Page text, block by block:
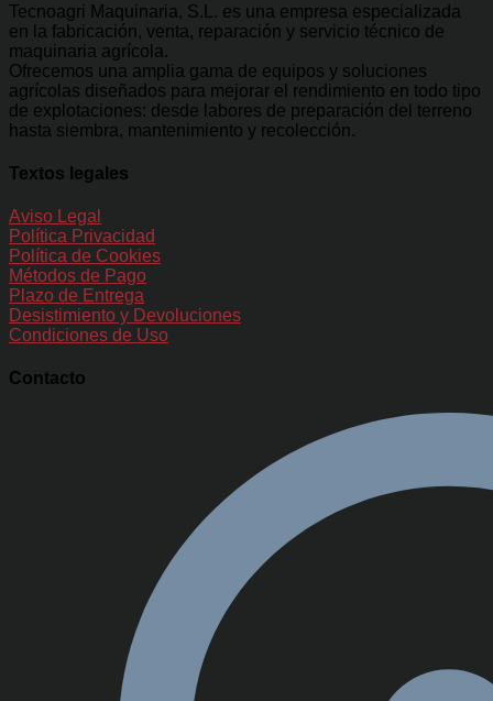
Tecnoagri Maquinaria, S.L. es una empresa especializada
en la fabricación, venta, reparación y servicio técnico de
maquinaria agrícola.
Ofrecemos una amplia gama de equipos y soluciones
agrícolas diseñados para mejorar el rendimiento en todo tipo
de explotaciones: desde labores de preparación del terreno
hasta siembra, mantenimiento y recolección.
Textos legales
Aviso Legal
Política Privacidad
Política de Cookies
Métodos de Pago
Plazo de Entrega
Desistimiento y Devoluciones
Condiciones de Uso
Contacto